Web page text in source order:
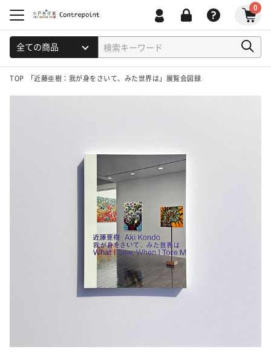
0
TOP 「近藤亜樹：我が身をさいて、みた世界は」展覧会図録